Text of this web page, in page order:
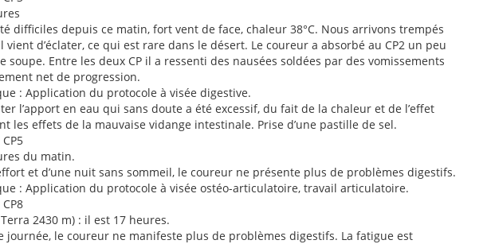
difficiles depuis ce matin, fort vent de face, chaleur 38°C. Nous arrivons trempés
vient d’éclater, ce qui est rare dans le désert. Le coureur a absorbé au CP2 un peu
soupe. Entre les deux CP il a ressenti des nausées soldées par des vomissements
net de progression.
: Application du protocole à visée digestive.
l’apport en eau qui sans doute a été excessif, du fait de la chaleur et de l’effet
les effets de la mauvaise vidange intestinale. Prise d’une pastille de sel.
du matin.
et d’une nuit sans sommeil, le coureur ne présente plus de problèmes digestifs.
: Application du protocole à visée ostéo-articulatoire, travail articulatoire.
2430 m) : il est 17 heures.
journée, le coureur ne manifeste plus de problèmes digestifs. La fatigue est